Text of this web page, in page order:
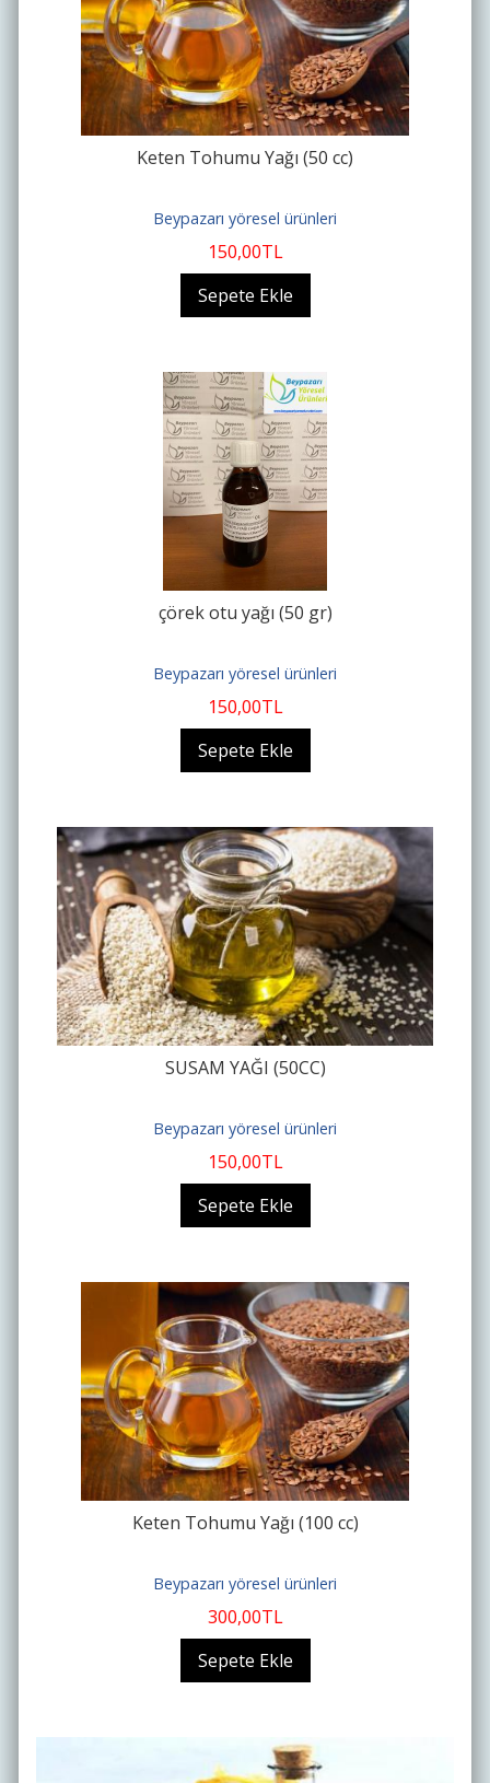
Keten Tohumu Yağı (50 cc)
Beypazarı yöresel ürünleri
150,00TL
Sepete Ekle
çörek otu yağı (50 gr)
Beypazarı yöresel ürünleri
150,00TL
Sepete Ekle
SUSAM YAĞI (50CC)
Beypazarı yöresel ürünleri
150,00TL
Sepete Ekle
Keten Tohumu Yağı (100 cc)
Beypazarı yöresel ürünleri
300,00TL
Sepete Ekle